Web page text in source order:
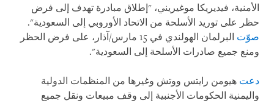
الأمنية، فيديريكا موغيريني، "إطلاق مبادرة تهدف إلى فرض
حظر على توريد الأسلحة من الاتحاد الأوروبي إلى السعودية".
صوّت
البرلمان الهولندي في 15 مارس/آذار، على فرض الحظر
ومنع جميع صادرات الأسلحة إلى السعودية".
دعت هيومن رايتس ووتش وغيرها من المنظمات الدولية
واليمنية الحكومات الأجنبية إلى وقف مبيعات ونقل جميع